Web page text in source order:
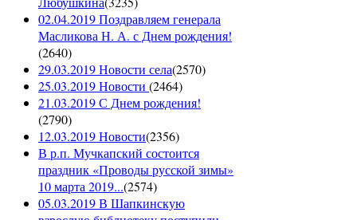
02.04.2019 Поздравляем генерала
Масликова Н. А. с Днем рождения!
(2640)
29.03.2019 Новости села(2570)
25.03.2019 Новости (2464)
21.03.2019 С Днем рождения!
(2790)
12.03.2019 Новости(2356)
В р.п. Мучкапский состоится
праздник «Проводы русской зимы»
10 марта 2019...(2574)
05.03.2019 В Шапкинскую